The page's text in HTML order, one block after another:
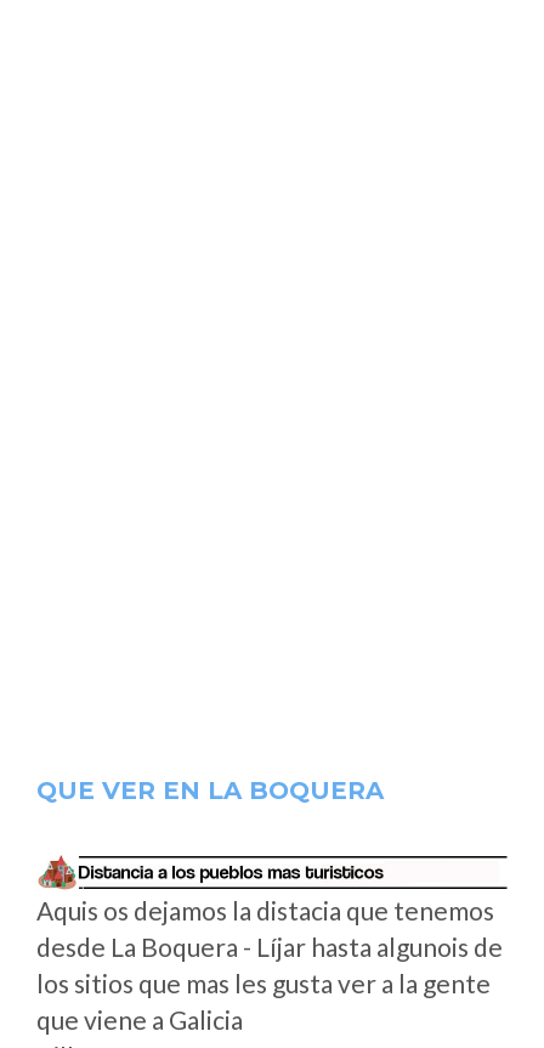
QUE VER EN LA BOQUERA
Aquis os dejamos la distacia que tenemos
desde La Boquera - Líjar hasta algunois de
los sitios que mas les gusta ver a la gente
que viene a Galicia